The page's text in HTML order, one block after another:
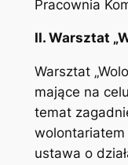
Pracownia
II. Warsztat
Warsztat
mające na
temat
ustawa o